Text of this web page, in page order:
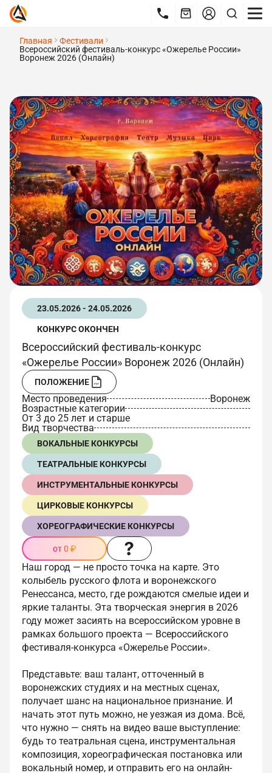
Главная
Фестивали
Всероссийский фестиваль-конкурс «Ожерелье России»
Воронеж 2026 (Онлайн)
23.05.2026 - 24.05.2026
КОНКУРС ОКОНЧЕН
Всероссийский фестиваль-конкурс
«Ожерелье России» Воронеж 2026 (Онлайн)
ПОЛОЖЕНИЕ
Место проведения
Воронеж
Возрастные категории
От 3 до 25 лет и старше
Вид творчества
ВОКАЛЬНЫЕ КОНКУРСЫ
ТЕАТРАЛЬНЫЕ КОНКУРСЫ
ИНСТРУМЕНТАЛЬНЫЕ КОНКУРСЫ
ЦИРКОВЫЕ КОНКУРСЫ
ХОРЕОГРАФИЧЕСКИЕ КОНКУРСЫ
от 0 ₽
Наш город — не просто точка на карте. Это
колыбель русского флота и воронежского
Ренессанса, место, где рождаются смелые идеи и
яркие таланты. Эта творческая энергия в 2026
году может засиять на всероссийском уровне в
рамках большого проекта — Всероссийского
фестиваля-конкурса «Ожерелье России».
Представьте: ваш талант, отточенный в
воронежских студиях и на местных сценах,
получает шанс на национальное признание. И
начать этот путь можно, не уезжая из дома. Всё,
что нужно — снять на видео ваше выступление:
будь то театральная сцена, инструментальная
композиция, хореографическая постановка или
вокальный номер, и отправить его на онлайн-